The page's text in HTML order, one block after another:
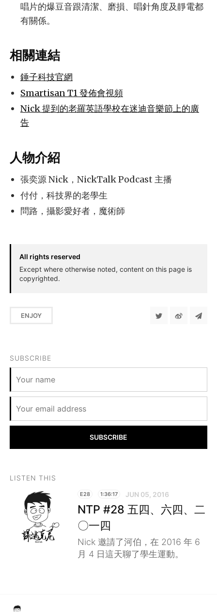
唱片的爆豆音跟清潔、磨損、唱針角度及靜電都
有關係。
相關連結
錘子科技官網
Smartisan T1 發佈會視頻
Nick 提到的老羅英語學校在迷迪音樂節上的廣
告
人物介紹
張奕源 Nick，NickTalk Podcast 主播
付付，科技界的老學生
問路，攝影愛好者，魔術師
All rights reserved
Except where otherwise noted, content on this page is
copyrighted.
ENJOY
SUBSCRIBE
SUBSCRIBE
LISTEN THIS
E28 1:36:17 JUN 05, 2016
NTP #28 五四、六四、二
〇一四
Nick 邀請了河伯，在 2016 年 6
月 4 日這天聊了學生運動。